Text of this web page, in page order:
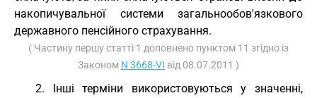
накопичувальної системи загальнообов'язкового
державного пенсійного страхування.
( Частину першу статті 1 доповнено пунктом 11 згідно із
Законом N 3668-VI від 08.07.2011 )
2. Інші терміни використовуються у значенні,